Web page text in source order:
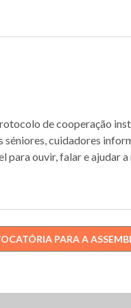
de cooperação
cuidadores
ouvir, falar e ajudar
PARA A